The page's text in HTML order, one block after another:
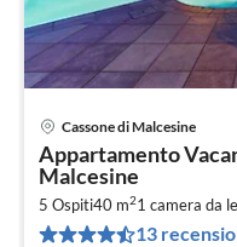
Cassone di Malcesine
Appartamento
Malcesine
5 Ospiti40 m21 camera da
13